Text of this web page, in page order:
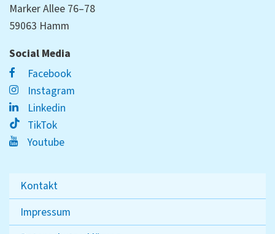
Marker Allee 76–78
59063 Hamm
Social Media
Facebook
Instagram
Linkedin
TikTok
Youtube
Kontakt
Impressum